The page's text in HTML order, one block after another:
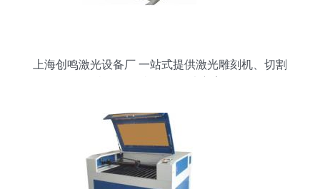
上海创鸣激光设备厂 一站式提供激光雕刻机、切割